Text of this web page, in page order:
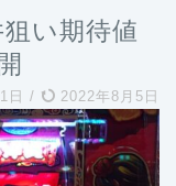
い期待値
日 / 2022年8月5日